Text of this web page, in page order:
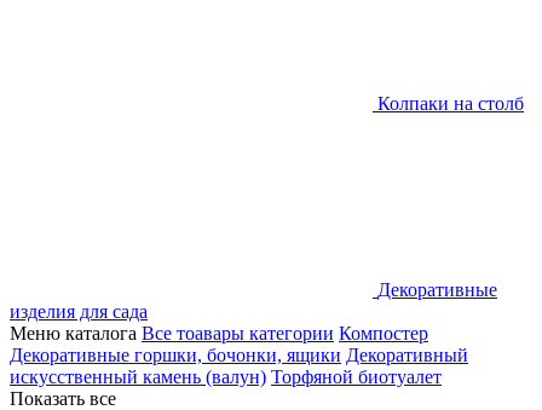
Колпаки на столб
Декоративные
изделия для сада
Меню каталога Все тоавары категории Компостер
Декоративные горшки, бочонки, ящики Декоративный
искусственный камень (валун) Торфяной биотуалет
Показать все